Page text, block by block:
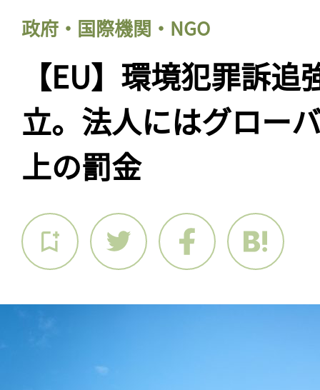
政府・国際機関・NGO
【EU】環境犯罪訴
立。法人にはグロー
上の罰金